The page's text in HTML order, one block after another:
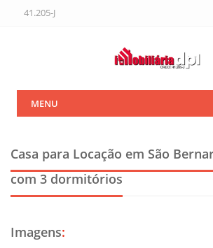
41.205-J
MENU
Casa para Locação em São
com 3 dormitórios
Imagens: